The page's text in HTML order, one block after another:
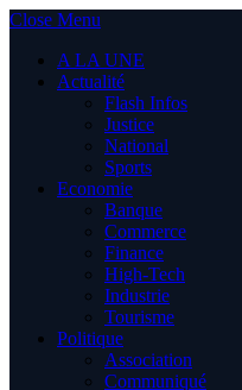
Close Menu
A LA UNE
Actualité
Flash Infos
Justice
National
Sports
Economie
Banque
Commerce
Finance
High-Tech
Industrie
Tourisme
Politique
Association
Communiqué